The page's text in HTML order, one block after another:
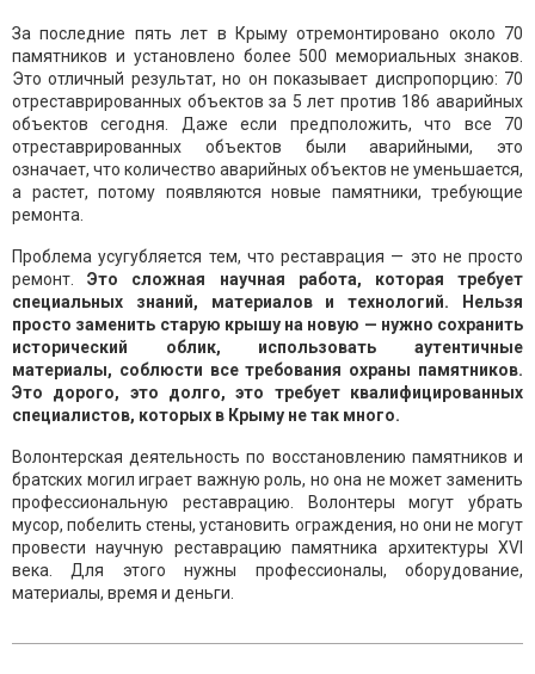
За последние пять лет в Крыму отремонтировано около 70
памятников и установлено более 500 мемориальных знаков.
Это отличный результат, но он показывает диспропорцию: 70
отреставрированных объектов за 5 лет против 186 аварийных
объектов сегодня. Даже если предположить, что все 70
отреставрированных объектов были аварийными, это
означает, что количество аварийных объектов не уменьшается,
а растет, потому появляются новые памятники, требующие
ремонта.
Проблема усугубляется тем, что реставрация — это не просто
ремонт.Это сложная научная работа, которая требует
специальных знаний, материалов и технологий. Нельзя
просто заменить старую крышу на новую — нужно сохранить
исторический облик, использовать аутентичные
материалы, соблюсти все требования охраны памятников.
Это дорого, это долго, это требует квалифицированных
специалистов, которых в Крыму не так много.
Волонтерская деятельность по восстановлению памятников и
братских могил играет важную роль, но она не может заменить
профессиональную реставрацию. Волонтеры могут убрать
мусор, побелить стены, установить ограждения, но они не могут
провести научную реставрацию памятника архитектуры XVI
века. Для этого нужны профессионалы, оборудование,
материалы, время и деньги.